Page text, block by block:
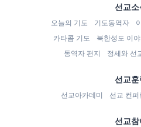
선교소
오늘의 기도 기도동역자
카타콤 기도
북한성도 이
동역자 편지
정세와 선
선교훈
선교아카데미 선교 컨퍼
선교참